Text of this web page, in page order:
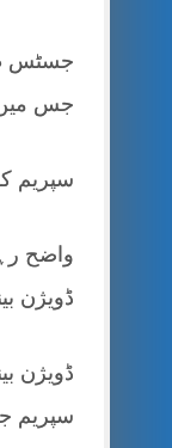
جسٹس
جس میں عدالت
سپریم
واضح
ڈویژن
ڈویژن
سپریم